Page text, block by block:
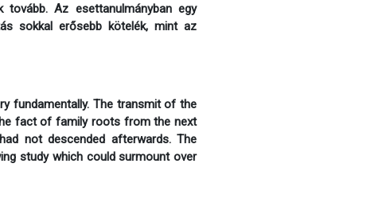
Az esettanulmányban egy
sokkal erősebb kötelék, mint az
fundamentally. The transmit of the
fact of family roots from the next
not descended afterwards. The
study which could surmount over